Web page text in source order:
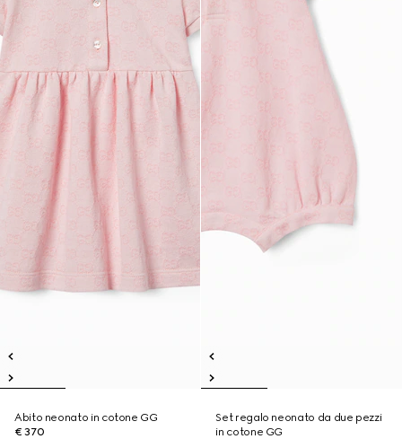
Abito neonato in cotone GG
€ 370
Set regalo neonato da due pezzi
in cotone GG